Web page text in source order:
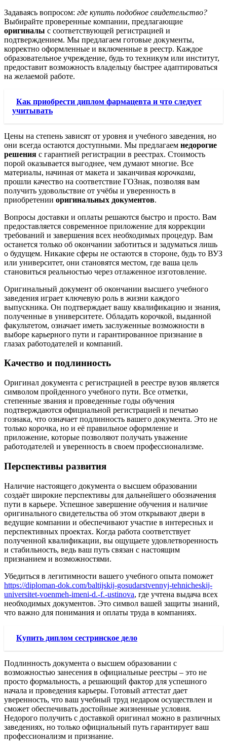
Задаваясь вопросом: где купить подобное свидетельство?
Выбирайте проверенные компании, предлагающие
оригиналы с соответствующей регистрацией и
подтверждением. Мы предлагаем готовые документы,
корректно оформленные и включенные в реестр. Каждое
образовательное учреждение, будь то техникум или институт,
предоставит возможность владельцу быстрее адаптироваться
на желаемой работе.
Как приобрести диплом фармацевта и что следует
учитывать
Цены на степень зависят от уровня и учебного заведения, но
они всегда остаются доступными. Мы предлагаем недорогие
решения с гарантией регистрации в реестрах. Стоимость
порой оказывается выгоднее, чем думают многие. Все
материалы, начиная от макета и заканчивая корочками,
прошли качество на соответствие ГОЗнак, позволяя вам
получить удовольствие от учёбы и уверенность в
приобретении оригинальных документов.
Вопросы доставки и оплаты решаются быстро и просто. Вам
предоставляется современное приложение для коррекции
требований и завершения всех необходимых процедур. Вам
останется только об окончании заботиться и задуматься лишь
о будущем. Никакие сферы не остаются в стороне, будь то ВУЗ
или университет, они становятся местом, где ваша цель
становиться реальностью через отлаженное изготовление.
Оригинальный документ об окончании высшего учебного
заведения играет ключевую роль в жизни каждого
выпускника. Он подтверждает вашу квалификацию и знания,
полученные в университете. Обладать корочкой, выданной
факультетом, означает иметь заслуженные возможности в
выборе карьерного пути и гарантированное признание в
глазах работодателей и компаний.
Качество и подлинность
Оригинал документа с регистрацией в реестре вузов является
символом пройденного учебного пути. Все отметки,
степенные звания и проведенные годы обучения
подтверждаются официальной регистрацией и печатью
гознака, что означает подлинность вашего документа. Это не
только корочка, но и её правильное оформление и
приложение, которые позволяют получать уважение
работодателей и уверенность в своем профессионализме.
Перспективы развития
Наличие настоящего документа о высшем образовании
создаёт широкие перспективы для дальнейшего обозначения
пути в карьере. Успешное завершение обучения и наличие
оригинального свидетельства об этом открывают двери в
ведущие компании и обеспечивают участие в интересных и
перспективных проектах. Когда работа соответствует
полученной квалификации, вы ощущаете удовлетворенность
и стабильность, ведь ваш путь связан с настоящим
признанием и возможностями.
Убедиться в легитимности вашего учебного опыта поможет
https://diploman-dok.com/baltijskij-gosudarstvennyj-tehnicheskij-
universitet-voenmeh-imeni-d.-f.-ustinova, где учтена выдача всех
необходимых документов. Это символ вашей защиты знаний,
что важно для понимания и оплаты труда в компаниях.
Купить диплом сестринское дело
Подлинность документа о высшем образовании с
возможностью занесения в официальные реестры – это не
просто формальность, а решающий фактор для успешного
начала и проведения карьеры. Готовый аттестат дает
уверенность, что ваш учебный труд недаром осуществлен и
сможет обеспечивать достойные жизненные условия.
Недорого получить с доставкой оригинал можно в различных
заведениях, но только официальный путь гарантирует ваш
профессионализм и признание.